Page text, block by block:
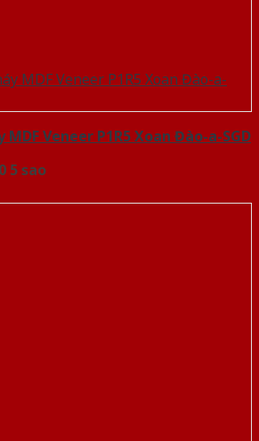
MDF Veneer P1R5 Xoan Đào-a-SGD
5 sao